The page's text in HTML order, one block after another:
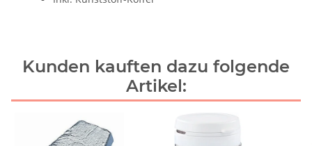
Kunden kauften dazu folgende
Artikel: